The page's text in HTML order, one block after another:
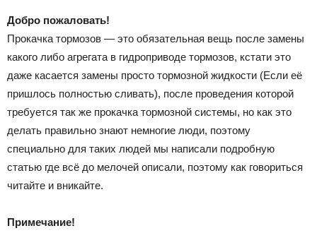
Добро пожаловать!
Прокачка тормозов — это обязательная вещь после замены
какого либо агрегата в гидроприводе тормозов, кстати это
даже касается замены просто тормозной жидкости (Если её
пришлось полностью сливать), после проведения которой
требуется так же прокачка тормозной системы, но как это
делать правильно знают немногие люди, поэтому
специально для таких людей мы написали подробную
статью где всё до мелочей описали, поэтому как говориться
читайте и вникайте.
Примечание!